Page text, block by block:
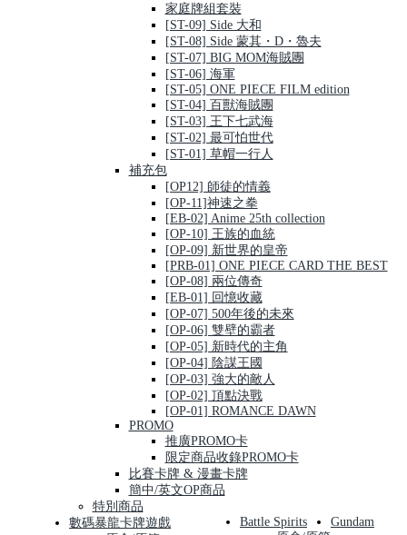
家庭牌組套裝
[ST-09] Side 大和
[ST-08] Side 蒙其・D・魯夫
[ST-07] BIG MOM海賊團
[ST-06] 海軍
[ST-05] ONE PIECE FILM edition
[ST-04] 百獸海賊團
[ST-03] 王下七武海
[ST-02] 最可怕世代
[ST-01] 草帽一行人
補充包
[OP12] 師徒的情義
[OP-11]神速之拳
[EB-02] Anime 25th collection
[OP-10] 王族的血統
[OP-09] 新世界的皇帝
[PRB-01] ONE PIECE CARD THE BEST
[OP-08] 兩位傳奇
[EB-01] 回憶收藏
[OP-07] 500年後的未來
[OP-06] 雙壁的霸者
[OP-05] 新時代的主角
[OP-04] 陰謀王國
[OP-03] 強大的敵人
[OP-02] 頂點決戰
[OP-01] ROMANCE DAWN
PROMO
推廣PROMO卡
限定商品收錄PROMO卡
比賽卡牌 & 漫畫卡牌
簡中/英文OP商品
特別商品
數碼暴龍卡牌遊戲
Battle Spirits
Gundam